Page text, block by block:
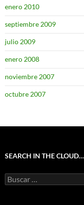
enero 2010
septiembre 2009
julio 2009
enero 2008
noviembre 2007
octubre 2007
SEARCH IN THE CLOUD…
Buscar: